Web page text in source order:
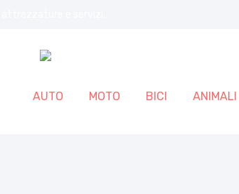
AUTO MOTO BICI ANIMALI